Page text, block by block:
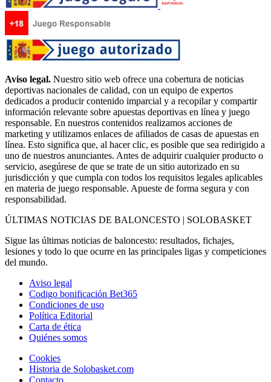
Aviso legal. Nuestro sitio web ofrece una cobertura de noticias
deportivas nacionales de calidad, con un equipo de expertos
dedicados a producir contenido imparcial y a recopilar y compartir
información relevante sobre apuestas deportivas en línea y juego
responsable. En nuestros contenidos realizamos acciones de
marketing y utilizamos enlaces de afiliados de casas de apuestas en
línea. Esto significa que, al hacer clic, es posible que sea redirigido a
uno de nuestros anunciantes. Antes de adquirir cualquier producto o
servicio, asegúrese de que se trate de un sitio autorizado en su
jurisdicción y que cumpla con todos los requisitos legales aplicables
en materia de juego responsable. Apueste de forma segura y con
responsabilidad.
ÚLTIMAS NOTICIAS DE BALONCESTO | SOLOBASKET
Sigue las últimas noticias de baloncesto: resultados, fichajes,
lesiones y todo lo que ocurre en las principales ligas y competiciones
del mundo.
Aviso legal
Codigo bonificación Bet365
Condiciones de uso
Política Editorial
Carta de ética
Quiénes somos
Cookies
Historia de Solobasket.com